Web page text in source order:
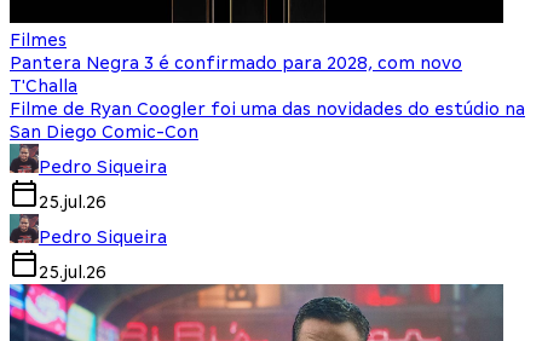
Filmes
Pantera Negra 3 é confirmado para 2028, com novo
T'Challa
Filme de Ryan Coogler foi uma das novidades do estúdio na
San Diego Comic-Con
Pedro Siqueira
25.jul.26
Pedro Siqueira
25.jul.26